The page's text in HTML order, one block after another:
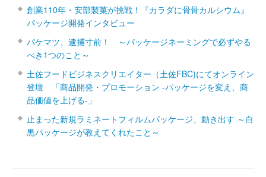
創業110年・安部製菓が挑戦！『カラダに骨骨カルシウム』
パッケージ開発インタビュー
パケマツ、逮捕寸前！ ～パッケージネーミングで必ずやる
べき1つのこと～
土佐フードビジネスクリエイター（土佐FBC)にてオンライン
登壇 「商品開発・プロモーション ‐パッケージを変え、商
品価値を上げる‐」
止まった新規ラミネートフィルムパッケージ、動き出す ～白
黒パッケージが教えてくれたこと～